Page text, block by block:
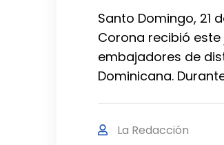
Santo Domingo, 21
Corona recibió
embajadores de
Dominicana.
La Redacción